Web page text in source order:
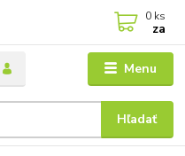
Menu
Hľadať
0 ks
za